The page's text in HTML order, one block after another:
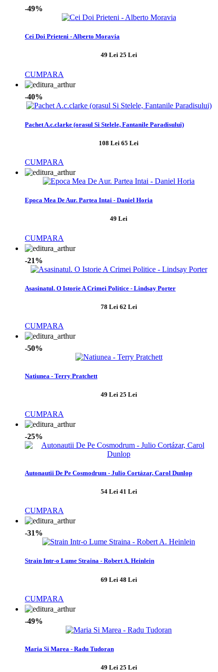
-49%
Cei Doi Prieteni - Alberto Moravia
49 Lei25 Lei
CUMPARA
-40%
Pachet A.c.clarke (orasul Si Stelele, Fantanile Paradisului)
108 Lei 65 Lei
CUMPARA
Epoca Mea De Aur. Partea Intai - Daniel Horia
49 Lei
CUMPARA
-21%
Asasinatul. O Istorie A Crimei Politice - Lindsay Porter
78 Lei 62 Lei
CUMPARA
-50%
Natiunea - Terry Pratchett
49 Lei25 Lei
CUMPARA
-25%
Autonautii De Pe Cosmodrum - Julio Cortázar, Carol Dunlop
54 Lei41 Lei
CUMPARA
-31%
Strain Intr-o Lume Straina - Robert A. Heinlein
69 Lei 48 Lei
CUMPARA
-49%
Maria Si Marea - Radu Tudoran
49 Lei25 Lei